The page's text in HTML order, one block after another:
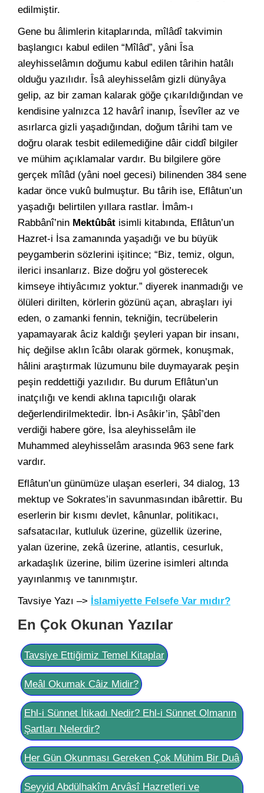
edilmiştir.
Gene bu âlimlerin kitaplarında, mîlâdî takvimin
başlangıcı kabul edilen “Mîlâd”, yâni Îsa
aleyhisselâmın doğumu kabul edilen târihin hatâlı
olduğu yazılıdır. Îsâ aleyhisselâm gizli dünyâya
gelip, az bir zaman kalarak göğe çıkarıldığından ve
kendisine yalnızca 12 havârî inanıp, Îsevîler az ve
asırlarca gizli yaşadığından, doğum târihi tam ve
doğru olarak tesbit edilemediğine dâir ciddî bilgiler
ve mühim açıklamalar vardır. Bu bilgilere göre
gerçek mîlâd (yâni noel gecesi) bilinenden 384 sene
kadar önce vukû bulmuştur. Bu târih ise, Eflâtun’un
yaşadığı belirtilen yıllara rastlar. İmâm-ı
Rabbânî’nin Mektûbât isimli kitabında, Eflâtun’un
Hazret-i İsa zamanında yaşadığı ve bu büyük
peygamberin sözlerini işitince; “Biz, temiz, olgun,
ilerici insanlarız. Bize doğru yol gösterecek
kimseye ihtiyâcımız yoktur.” diyerek inanmadığı ve
ölüleri dirilten, körlerin gözünü açan, abraşları iyi
eden, o zamanki fennin, tekniğin, tecrübelerin
yapamayarak âciz kaldığı şeyleri yapan bir insanı,
hiç değilse aklın îcâbı olarak görmek, konuşmak,
hâlini araştırmak lüzumunu bile duymayarak peşin
peşin reddettiği yazılıdır. Bu durum Eflâtun’un
inatçılığı ve kendi aklına tapıcılığı olarak
değerlendirilmektedir. İbn-i Asâkir’in, Şâbî’den
verdiği habere göre, İsa aleyhisselâm ile
Muhammed aleyhisselâm arasında 963 sene fark
vardır.
Eflâtun’un günümüze ulaşan eserleri, 34 dialog, 13
mektup ve Sokrates’in savunmasından ibârettir. Bu
eserlerin bir kısmı devlet, kânunlar, politikacı,
safsatacılar, kutluluk üzerine, güzellik üzerine,
yalan üzerine, zekâ üzerine, atlantis, cesurluk,
arkadaşlık üzerine, bilim üzerine isimleri altında
yayınlanmış ve tanınmıştır.
Tavsiye Yazı –> İslamiyette Felsefe Var mıdır?
En Çok Okunan Yazılar
Tavsiye Ettiğimiz Temel Kitaplar
Meâl Okumak Câiz Midir?
Ehl-i Sünnet İtikadı Nedir? Ehl-i Sünnet Olmanın
Şartları Nelerdir?
Her Gün Okunması Gereken Çok Mühim Bir Duâ
Seyyid Abdülhakîm Arvâsî Hazretleri ve